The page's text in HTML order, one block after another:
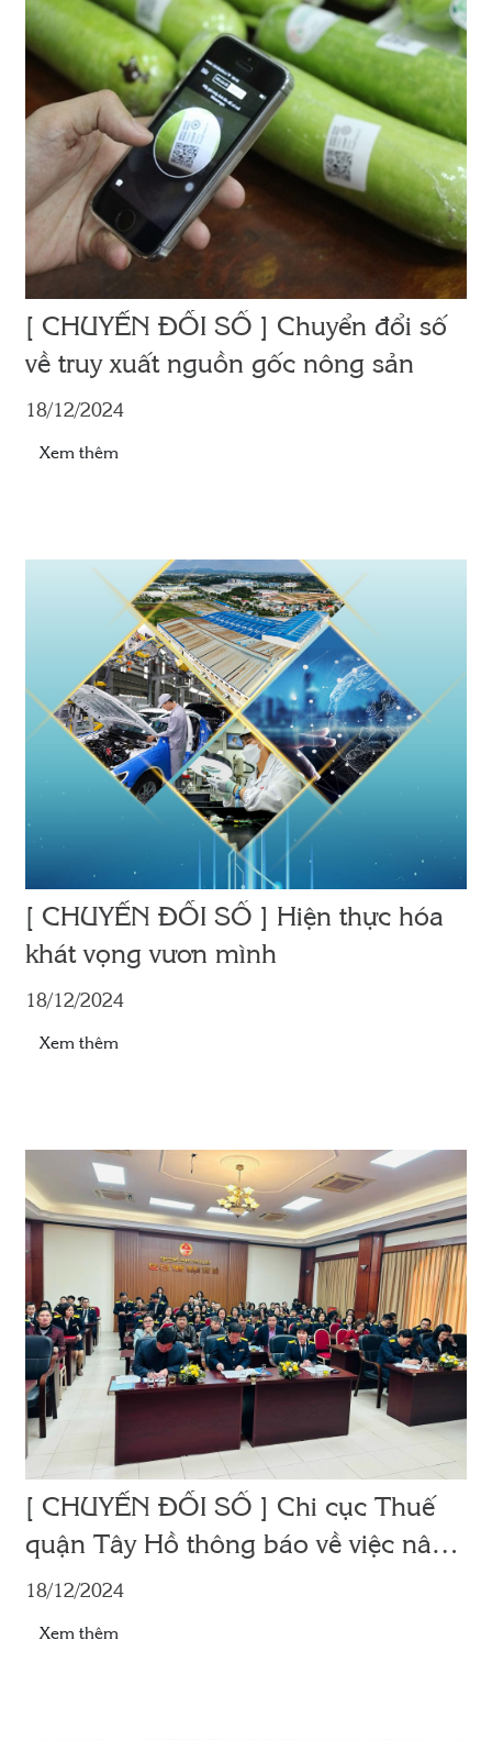
[ CHUYỂN ĐỔI SỐ ] Chuyển đổi số
về truy xuất nguồn gốc nông sản
18/12/2024
Xem thêm
[ CHUYỂN ĐỔI SỐ ] Hiện thực hóa
khát vọng vươn mình
18/12/2024
Xem thêm
[ CHUYỂN ĐỔI SỐ ] Chi cục Thuế
quận Tây Hồ thông báo về việc nâng
cấp ứng dụng eTax Mobile phiên
bản 3.2.2
18/12/2024
Xem thêm